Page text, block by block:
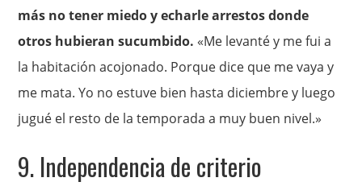
más no tener miedo y echarle arrestos donde
otros hubieran sucumbido. «Me levanté y me fui a
la habitación acojonado. Porque dice que me vaya y
me mata. Yo no estuve bien hasta diciembre y luego
jugué el resto de la temporada a muy buen nivel.»
9. Independencia de criterio